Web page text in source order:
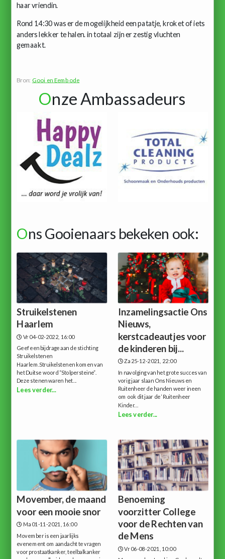
haar vriendin.
Rond 14:30 was er de mogelijkheid een patatje, kroket of iets
anders lekker te halen. in totaal zijn er zestig vluchten
gemaakt.
Bron: Gooi en Eembode
Onze Ambassadeurs
Ons Gooienaars bekeken ook:
Struikelstenen
Haarlem
Vr 04-02-2022, 16:00
Geef een bijdrage aan de stichting
Struikelstenen
Haarlem.Struikelstenen komen van
het Duitse woord “Stolpersteine”.
Deze stenen waren het...
Lees verder...
Inzamelingsactie Ons
Nieuws,
kerstcadeautjes voor
de kinderen bij...
Za 25-12-2021, 22:00
In navolging van het grote succes van
vorig jaar slaan Ons Nieuws en
Ruitenheer de handen weer ineen
om ook dit jaar de ‘Ruitenheer
Kinder...
Lees verder...
Movember, de maand
voor een mooie snor
Ma 01-11-2021, 16:00
Movember is een jaarlijks
evenement om aandacht te vragen
voor prostaatkanker, teelbalkanker
Benoeming
voorzitter College
voor de Rechten van
de Mens
Vr 06-08-2021, 10:00